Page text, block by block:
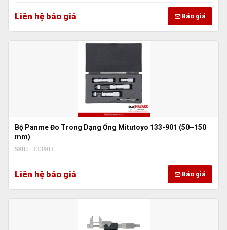
Liên hệ báo giá Báo giá
Bộ Panme Đo Trong Dạng Ống Mitutoyo 133-901 (50–150
mm)
SKU: 133901
Liên hệ báo giá Báo giá